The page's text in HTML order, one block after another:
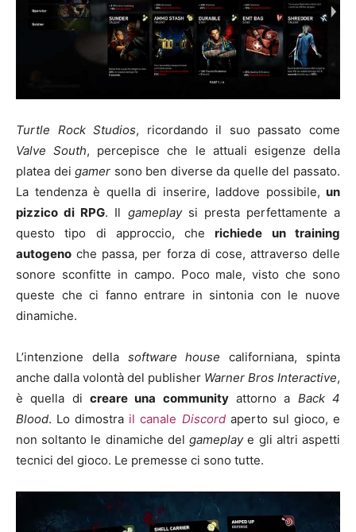
Turtle Rock Studios, ricordando il suo passato come
Valve South, percepisce che le attuali esigenze della
platea deigamer sono ben diverse da quelle del passato.
La tendenza è quella di inserire, laddove possibile, un
pizzico di RPG. Il gameplaysi presta perfettamente a
questo tipo di approccio, cherichiede un training
autogeno che passa, per forza di cose, attraverso delle
sonore sconfitte in campo. Poco male, visto che sono
queste che ci fanno entrare in sintonia con le nuove
dinamiche.
L’intenzione della software house californiana, spinta
anche dalla volontà del publisher Warner Bros Interactive,
è quella di creare una communityattorno a Back 4
Blood. Lo dimostra il canale Discordaperto sul gioco, e
non soltanto le dinamiche delgameplaye gli altri aspetti
tecnici del gioco. Le premesse ci sono tutte.